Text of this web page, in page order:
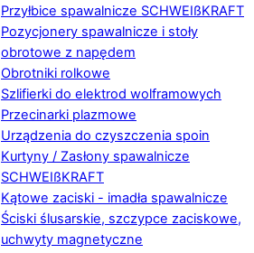
Przyłbice spawalnicze SCHWEIßKRAFT
Pozycjonery spawalnicze i stoły
obrotowe z napędem
Obrotniki rolkowe
Szlifierki do elektrod wolframowych
Przecinarki plazmowe
Urządzenia do czyszczenia spoin
Kurtyny / Zasłony spawalnicze
SCHWEIßKRAFT
Kątowe zaciski - imadła spawalnicze
Ściski ślusarskie, szczypce zaciskowe,
uchwyty magnetyczne